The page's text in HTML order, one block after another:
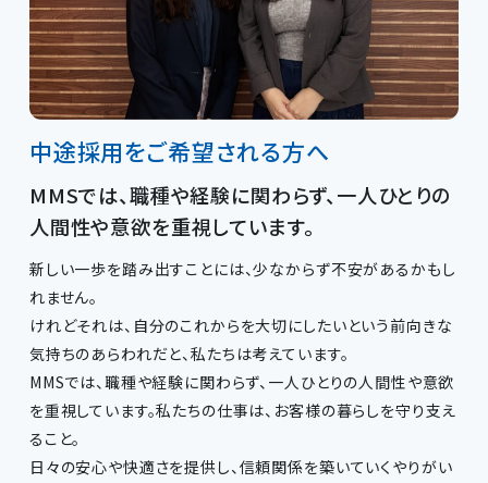
中途採用をご希望される方へ
MMSでは、職種や経験に関わらず、一人ひとりの
人間性や意欲を重視しています。
新しい一歩を踏み出すことには、少なからず不安があるかもし
れません。
けれどそれは、自分のこれからを大切にしたいという前向きな
気持ちのあらわれだと、私たちは考えています。
MMSでは、職種や経験に関わらず、一人ひとりの人間性や意欲
を重視しています。私たちの仕事は、お客様の暮らしを守り支え
ること。
日々の安心や快適さを提供し、信頼関係を築いていくやりがい